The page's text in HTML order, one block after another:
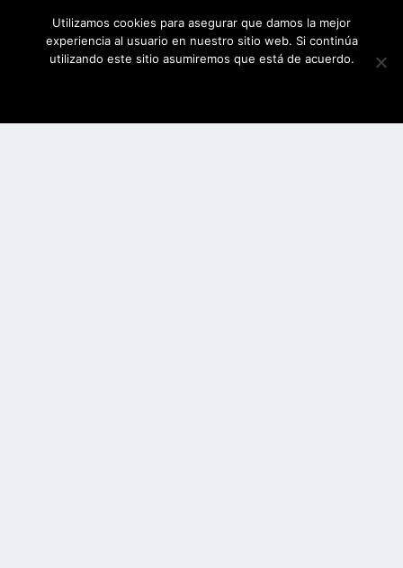
Utilizamos cookies para asegurar que damos la mejor
experiencia al usuario en nuestro sitio web. Si continúa
utilizando este sitio asumiremos que está de acuerdo.